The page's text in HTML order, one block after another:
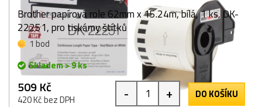
Brother papírová role 62mm x 15.24m, bílá, 1 ks, DK-
22251, pro tiskárny štítků
1 bod
Skladem > 9 ks
509 Kč
420 Kč bez DPH - + DO KOŠÍKU